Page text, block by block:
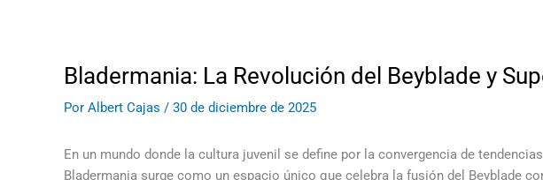
Bladermania: La Revolución del Beyblade y
Por Albert Cajas / 30 de diciembre de 2025
En un mundo donde la cultura juvenil se define por la convergencia de
Bladermania surge como un espacio único que celebra la fusión del Beyblade